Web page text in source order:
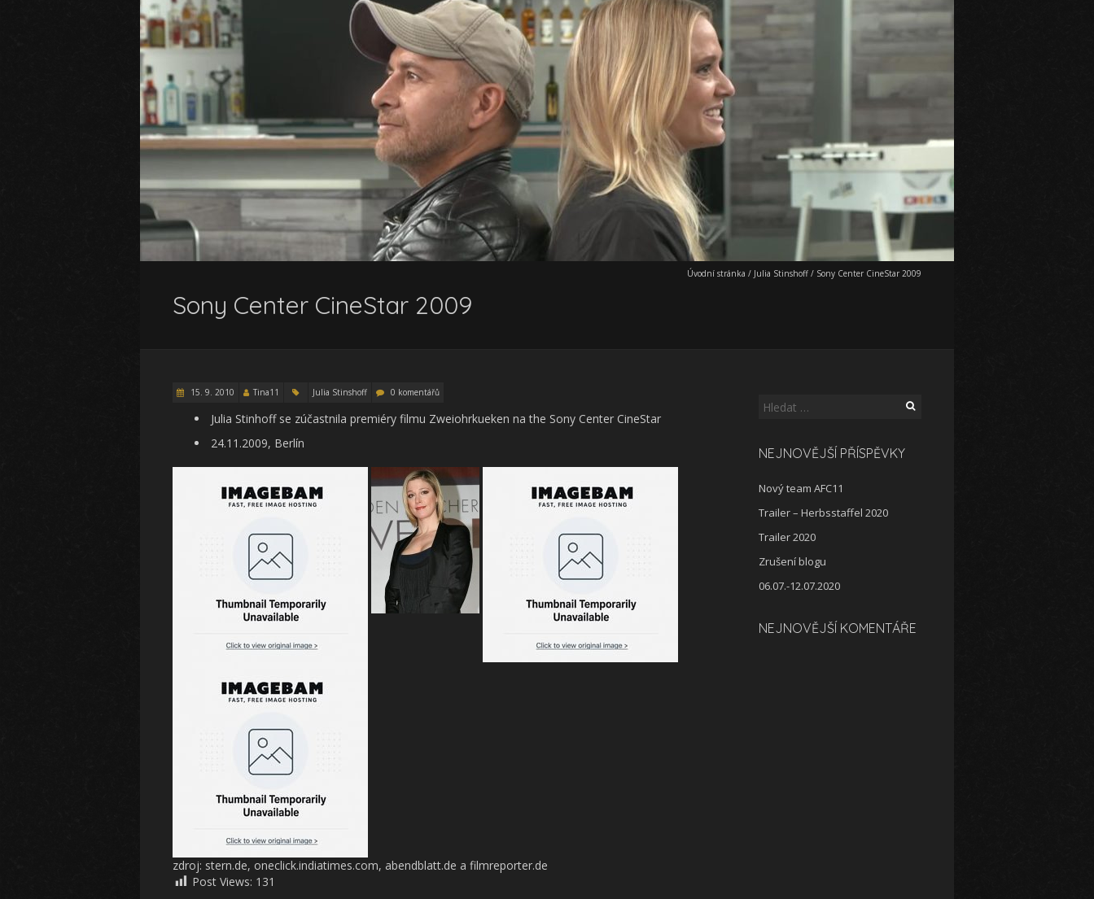
Úvodní stránka / Julia Stinshoff / Sony Center CineStar 2009
Sony Center CineStar 2009
15. 9. 2010 Tina11 Julia Stinshoff 0 komentářů
Julia Stinhoff se zúčastnila premiéry filmu Zweiohrkueken na the Sony Center CineStar
24.11.2009, Berlín
zdroj: stern.de, oneclick.indiatimes.com, abendblatt.de a filmreporter.de
Post Views: 131
Vyhledávání
NEJNOVĚJŠÍ PŘÍSPĚVKY
Nový team AFC11
Trailer – Herbsstaffel 2020
Trailer 2020
Zrušení blogu
06.07.-12.07.2020
NEJNOVĚJŠÍ KOMENTÁŘE